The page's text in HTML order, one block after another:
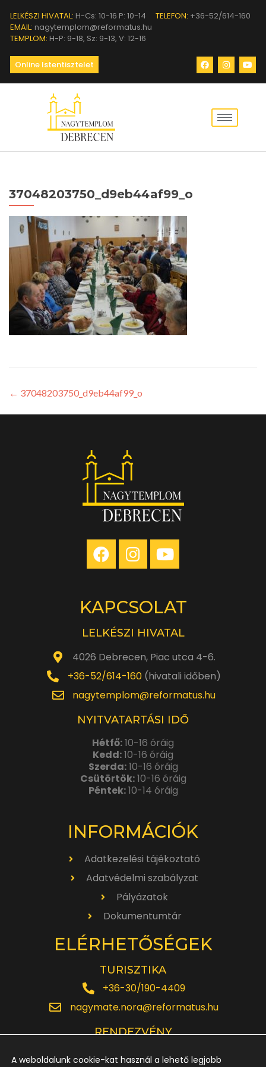
LELKÉSZI HIVATAL: H-Cs: 10-16 P: 10-14 TELEFON: +36-52/614-160
EMAIL: nagytemplom@reformatus.hu
TEMPLOM: H-P: 9-18, Sz: 9-13, V: 12-16
Online Istentisztelet
37048203750_d9eb44af99_o
← 37048203750_d9eb44af99_o
KAPCSOLAT
LELKÉSZI HIVATAL
4026 Debrecen, Piac utca 4-6.
+36-52/614-160(hivatali időben)
nagytemplom@reformatus.hu
NYITVATARTÁSI IDŐ
Hétfő:10-16 óráig
Kedd:10-16 óráig
Szerda:10-16 óráig
Csütörtök:10-16 óráig
Péntek:10-14 óráig
INFORMÁCIÓK
Adatkezelési tájékoztató
Adatvédelmi szabályzat
Pályázatok
Dokumentumtár
ELÉRHETŐSÉGEK
TURISZTIKA
+36-30/190-4409
nagymate.nora@reformatus.hu
RENDEZVÉNY
A weboldalunk cookie-kat használ a lehető legjobb